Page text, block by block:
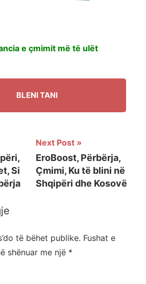
e çmimit më të ulët
BLENI TANI
Si
Next Post
EroBoost, Përbërja,
Çmimi, Ku të blini në
Shqipëri dhe Kosovë
të bëhet publike. Fushat e
shënuar me një *